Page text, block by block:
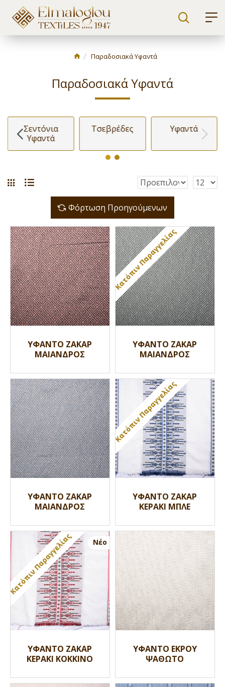
Παραδοσιακά Υφαντά
Παραδοσιακά Υφαντά
Σεντόνια
Υφαντά
Τσεβρέδες Υφαντά
Φόρτωση Προηγούμενων
ΥΦΑΝΤΟ ΖΑΚΑΡ
ΜΑΙΑΝΔΡΟΣ
Κατόπιν Παραγγελίας
ΥΦΑΝΤΟ ΖΑΚΑΡ
ΜΑΙΑΝΔΡΟΣ
ΥΦΑΝΤΟ ΖΑΚΑΡ
ΜΑΙΑΝΔΡΟΣ
Κατόπιν Παραγγελίας
ΥΦΑΝΤΟ ΖΑΚΑΡ
ΚΕΡΑΚΙ ΜΠΛΕ
Nέο
Κατόπιν Παραγγελίας
ΥΦΑΝΤΟ ΖΑΚΑΡ
ΚΕΡΑΚΙ ΚΟΚΚΙΝΟ
ΥΦΑΝΤΟ ΕΚΡΟΥ
ΨΑΘΩΤΟ